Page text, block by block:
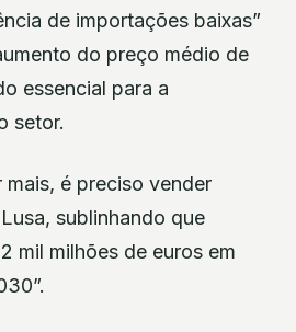
de importações baixas”
do preço médio de
essencial para a
setor.
mais, é preciso vender
sublinhando que
mil milhões de euros em